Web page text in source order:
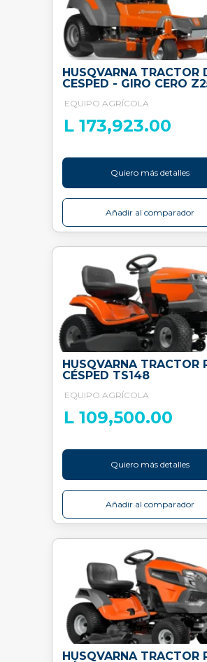
HUSQVARNA TRACTOR
CESPED - GIRO CERO
EQUIPO AGRÍCOLA
L 173,923.00
Quiero más detalles
Añadir al comparador
HUSQVARNA TRACTOR
CÉSPED TS148
EQUIPO AGRÍCOLA
L 109,500.00
Quiero más detalles
Añadir al comparador
HUSQVARNA TRACTOR